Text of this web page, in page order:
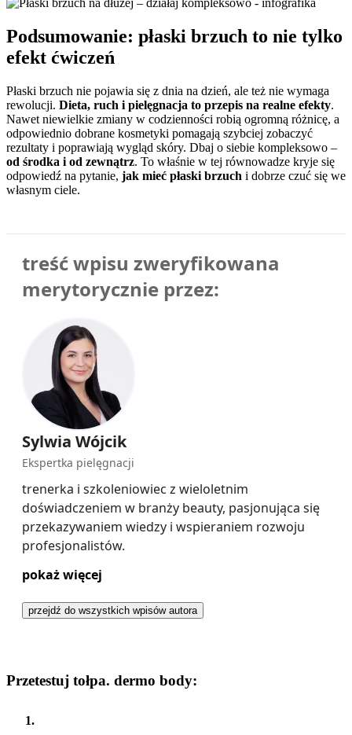
Podsumowanie: płaski brzuch to nie tylko
efekt ćwiczeń
Płaski brzuch nie pojawia się z dnia na dzień, ale też nie wymaga
rewolucji. Dieta, ruch i pielęgnacja to przepis na realne efekty.
Nawet niewielkie zmiany w codzienności robią ogromną różnicę, a
odpowiednio dobrane kosmetyki pomagają szybciej zobaczyć
rezultaty i poprawiają wygląd skóry. Dbaj o siebie kompleksowo –
od środka i od zewnątrz. To właśnie w tej równowadze kryje się
odpowiedź na pytanie, jak mieć płaski brzuch i dobrze czuć się we
własnym ciele.
treść wpisu zweryfikowana
merytorycznie przez:
Sylwia Wójcik
Ekspertka pielęgnacji
trenerka i szkoleniowiec z wieloletnim
doświadczeniem w branży beauty, pasjonująca się
przekazywaniem wiedzy i wspieraniem rozwoju
profesjonalistów.
pokaż więcej
Ekspertka oraz propagatorka pielęgnacji
kondycji i wyglądu skóry. W swojej pracy kładzie
integrujące wiedzę kosmetologiczną z troską o
przejdź do wszystkich wpisów autora
Przetestuj tołpa. dermo body: